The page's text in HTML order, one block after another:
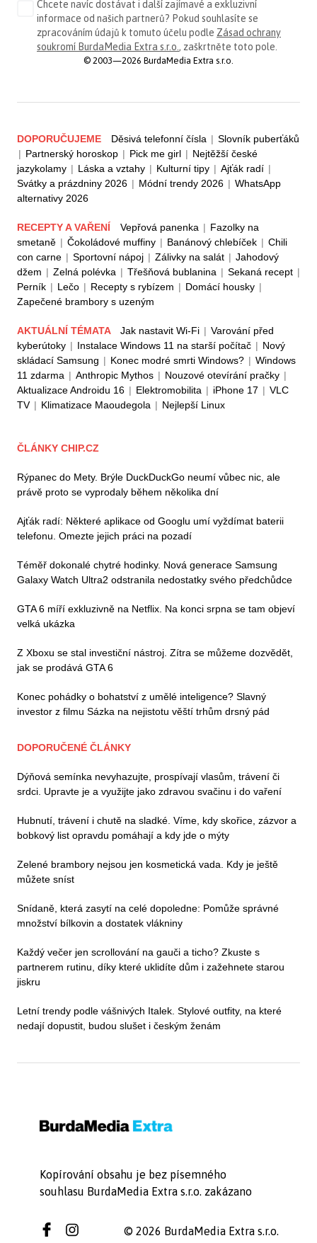
Chcete navíc dostávat i další zajímavé a exkluzivní
informace od našich partnerů? Pokud souhlasíte se
zpracováním údajů k tomuto účelu podle Zásad ochrany
soukromí BurdaMedia Extra s.r.o. , zaškrtněte toto pole.
© 2003—2026 BurdaMedia Extra s.r.o.
DOPORUČUJEME Děsivá telefonní čísla | Slovník puberťáků
| Partnerský horoskop | Pick me girl | Nejtěžší české
jazykolamy | Láska a vztahy | Kulturní tipy | Ajťák radí |
Svátky a prázdniny 2026 | Módní trendy 2026 | WhatsApp
alternativy 2026
RECEPTY A VAŘENÍ Vepřová panenka | Fazolky na
smetaně | Čokoládové muffiny | Banánový chlebíček | Chili
con carne | Sportovní nápoj | Zálivky na salát | Jahodový
džem | Zelná polévka | Třešňová bublanina | Sekaná recept |
Perník | Lečo | Recepty s rybízem | Domácí housky |
Zapečené brambory s uzeným
AKTUÁLNÍ TÉMATA Jak nastavit Wi-Fi | Varování před
kyberútoky | Instalace Windows 11 na starší počítač | Nový
skládací Samsung | Konec modré smrti Windows? | Windows
11 zdarma | Anthropic Mythos | Nouzové otevírání pračky |
Aktualizace Androidu 16 | Elektromobilita | iPhone 17 | VLC
TV | Klimatizace Maoudegola | Nejlepší Linux
ČLÁNKY CHIP.CZ
Rýpanec do Mety. Brýle DuckDuckGo neumí vůbec nic, ale
právě proto se vyprodaly během několika dní
Ajťák radí: Některé aplikace od Googlu umí vyždímat baterii
telefonu. Omezte jejich práci na pozadí
Téměř dokonalé chytré hodinky. Nová generace Samsung
Galaxy Watch Ultra2 odstranila nedostatky svého předchůdce
GTA 6 míří exkluzivně na Netflix. Na konci srpna se tam objeví
velká ukázka
Z Xboxu se stal investiční nástroj. Zítra se můžeme dozvědět,
jak se prodává GTA 6
Konec pohádky o bohatství z umělé inteligence? Slavný
investor z filmu Sázka na nejistotu věští trhům drsný pád
DOPORUČENÉ ČLÁNKY
Dýňová semínka nevyhazujte, prospívají vlasům, trávení či
srdci. Upravte je a využijte jako zdravou svačinu i do vaření
Hubnutí, trávení i chutě na sladké. Víme, kdy skořice, zázvor a
bobkový list opravdu pomáhají a kdy jde o mýty
Zelené brambory nejsou jen kosmetická vada. Kdy je ještě
můžete sníst
Snídaně, která zasytí na celé dopoledne: Pomůže správné
množství bílkovin a dostatek vlákniny
Každý večer jen scrollování na gauči a ticho? Zkuste s
partnerem rutinu, díky které uklidíte dům i zažehnete starou
jiskru
Letní trendy podle vášnivých Italek. Stylové outfity, na které
nedají dopustit, budou slušet i českým ženám
Kopírování obsahu je bez písemného
souhlasu BurdaMedia Extra s.r.o. zakázano
© 2026 BurdaMedia Extra s.r.o.